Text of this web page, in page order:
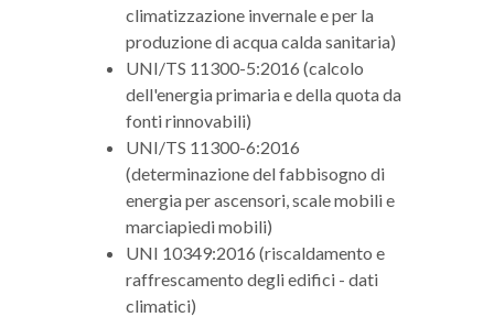
climatizzazione invernale e per la
produzione di acqua calda sanitaria)
UNI/TS 11300-5:2016 (calcolo
dell'energia primaria e della quota da
fonti rinnovabili)
UNI/TS 11300-6:2016
(determinazione del fabbisogno di
energia per ascensori, scale mobili e
marciapiedi mobili)
UNI 10349:2016 (riscaldamento e
raffrescamento degli edifici - dati
climatici)